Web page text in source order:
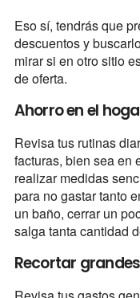
Eso sí, tendrás que
descuentos y
mirar si en otro sitio
de oferta.
Ahorro en el
Revisa tus rutinas
facturas, bien sea en
realizar medidas
para no gastar tanto
un baño, cerrar un
salga tanta cantidad
Recortar